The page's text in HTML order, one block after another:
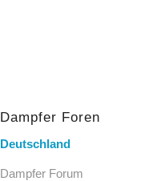
Dampfer Foren
Deutschland
Dampfer Forum